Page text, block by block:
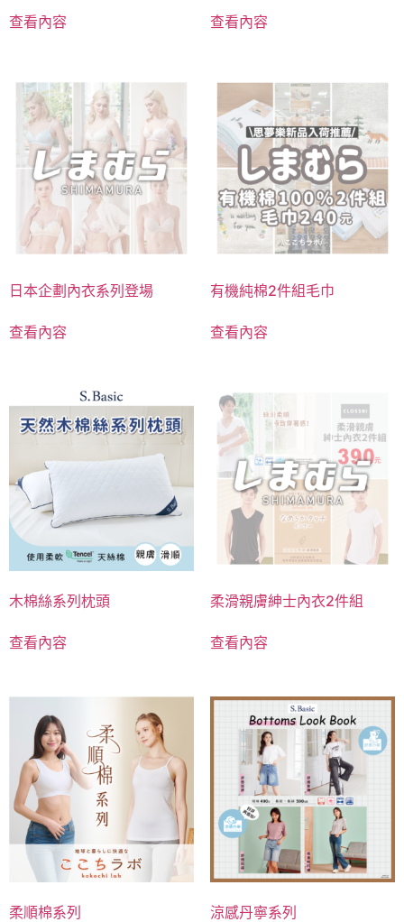
查看內容 查看內容
日本企劃內衣系列登場
查看內容
有機純棉2件組毛巾
查看內容
木棉絲系列枕頭
查看內容
柔滑親膚紳士內衣2件組
查看內容
柔順棉系列 涼感丹寧系列